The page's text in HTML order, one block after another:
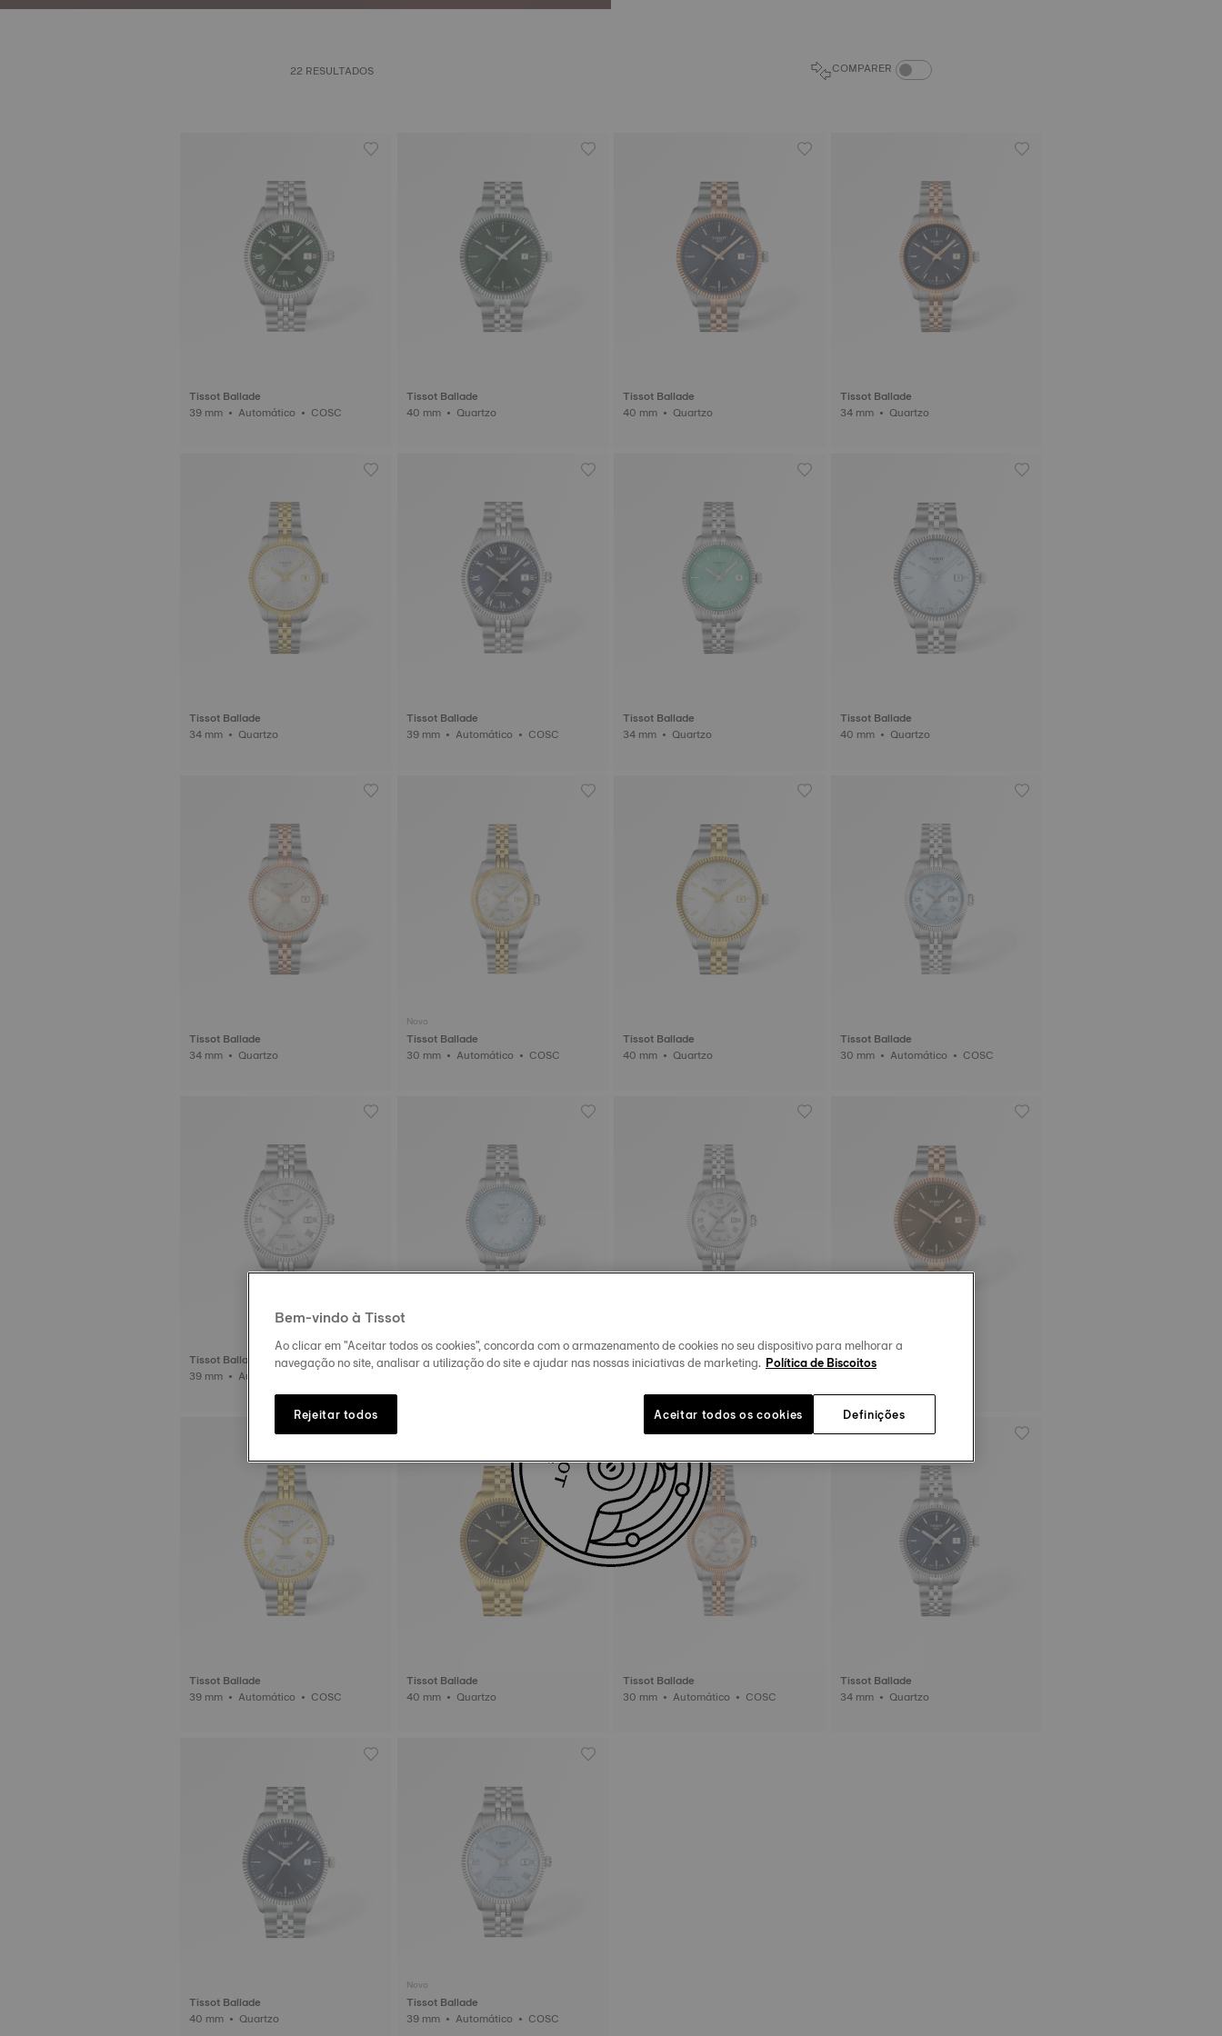
22 RESULTADOS COMPARER COMPARE PRODUCTS TOGGLE
Tissot Ballade
39 mm • Automático • COSC
Tissot Ballade
40 mm • Quartzo
Tissot Ballade
40 mm • Quartzo
Tissot Ballade
34 mm • Quartzo
Tissot Ballade
34 mm • Quartzo
Tissot Ballade
39 mm • Automático • COSC
Tissot Ballade
34 mm • Quartzo
Tissot Ballade
40 mm • Quartzo
Tissot Ballade
34 mm • Quartzo
Novo
Tissot Ballade
30 mm • Automático • COSC
Tissot Ballade
40 mm • Quartzo
Tissot Ballade
30 mm • Automático • COSC
Tissot Ballade
Tissot Ballade
Tissot Ballade
Tissot Ballade
Tissot Ballade
39 mm • Automático • COSC
Tissot Ballade
40 mm • Quartzo
Tissot Ballade
30 mm • Automático • COSC
Tissot Ballade
34 mm • Quartzo
Tissot Ballade
40 mm • Quartzo
Novo
Tissot Ballade
39 mm • Automático • COSC
Bem-vindo à Tissot
Ao clicar em "Aceitar todos os cookies", concorda com o armazenamento de cookies no seu dispositivo para melhorar a
navegação no site, analisar a utilização do site e ajudar nas nossas iniciativas de marketing. Política de Biscoitos
Definições
Rejeitar todos Aceitar todos os cookies